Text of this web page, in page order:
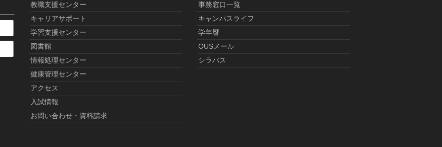
教職支援センター
キャリアサポート
学習支援センター
図書館
情報処理センター
健康管理センター
アクセス
入試情報
お問い合わせ・資料請求
事務窓口一覧
キャンパスライフ
学年暦
OUSメール
シラバス